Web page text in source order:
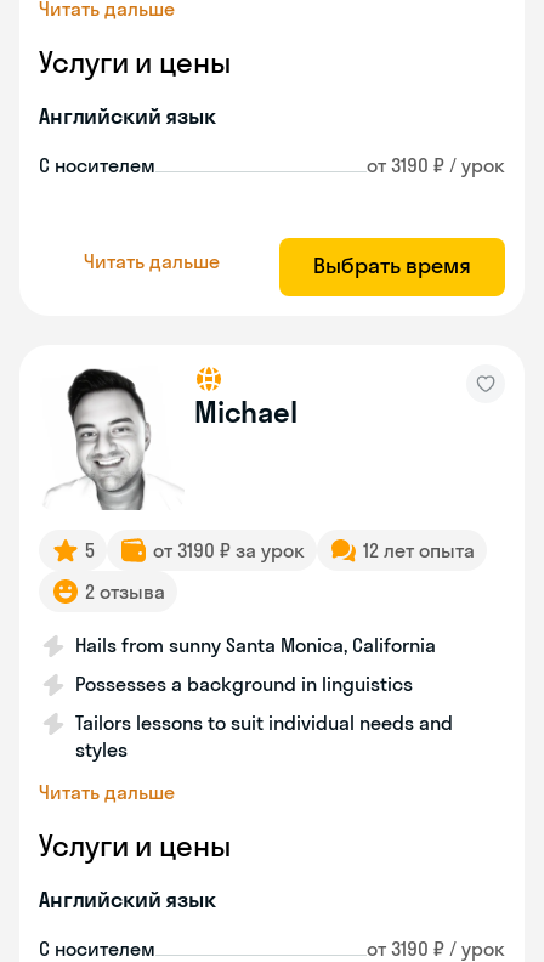
Читать дальше
Услуги и цены
Английский язык
С носителем от 3190 ₽ / урок
Читать дальше Выбрать время
Michael
5 от 3190 ₽ за урок
12 лет опыта
2 отзыва
Hails from sunny Santa Monica, California
Possesses a background in linguistics
Tailors lessons to suit individual needs and
styles
Читать дальше
Услуги и цены
Английский язык
С носителем от 3190 ₽ / урок